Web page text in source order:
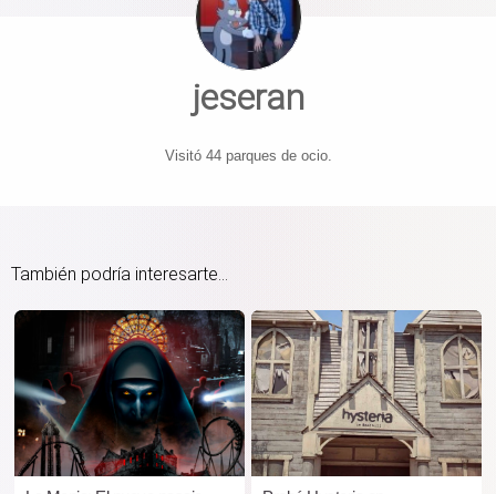
jeseran
Visitó 44 parques de ocio.
También podría interesarte...